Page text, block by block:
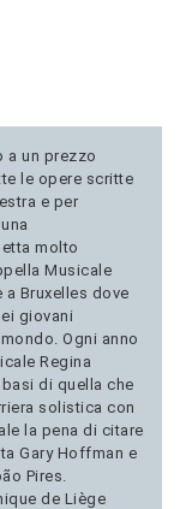
un prezzo
le opere scritte
e per
molto
Musicale
a Bruxelles dove
giovani
Ogni anno
Regina
di quella che
solistica con
la pena di citare
Gary Hoffman e
Pires.
de Liège